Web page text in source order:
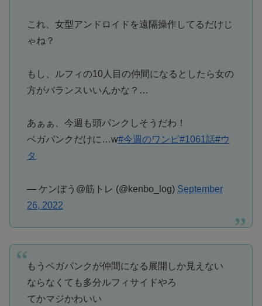
これ、女型アンドロイドを遠隔操作してるだけじ
ゃね？
もし、ルフィの10人目の仲間になるとしたら女の
方がバランスいいんかな？…
あぁぁ、今週も頭パンクしそうだわ！
ベガパンクだけに…w#今週のワンピ#1061話#ウ
タ
— ケンぼう@筋トレ (@kenbo_log) September
26, 2022
もうベガパンクが仲間になる展開しか見えない
ならなくても多分ルフィサイドやろ
てかマジかわいい